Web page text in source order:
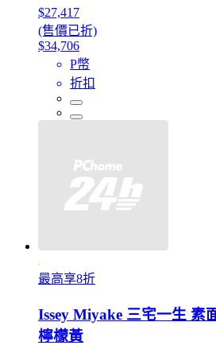
$27,417
(售價已折)
$34,706
P幣
折扣
最高享8折
Issey Miyake 三宅一生 素
檸檬黃